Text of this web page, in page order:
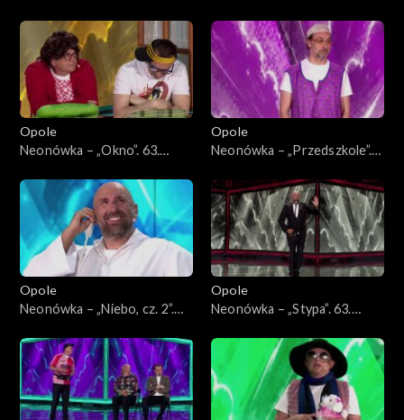
kabaretu Neo-Nówka
Neo-Nówka
Opole
Neonówka – „Okno”. 63.
Nówka
Opole
Neonówka – „Przedszkole”.
Neo-Nówka
Opole
Neonówka – „Niebo, cz. 2”.
Neo-Nówka
Opole
Neonówka – „Stypa”. 63.
Nówka